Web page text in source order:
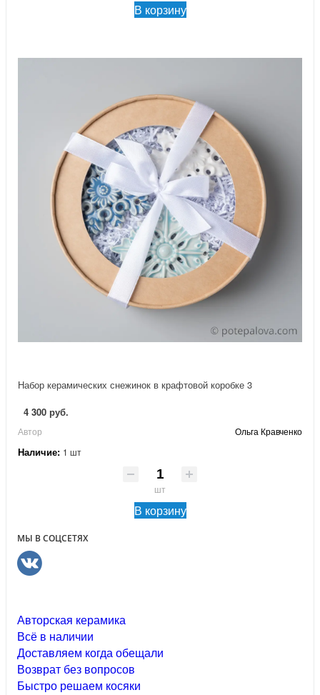
В корзину
Набор керамических снежинок в крафтовой коробке 3
4 300 руб.
Автор Ольга Кравченко
Наличие: 1 шт
шт
В корзину
МЫ В СОЦСЕТЯХ
Авторская керамика
Всё в наличии
Доставляем когда обещали
Возврат без вопросов
Быстро решаем косяки